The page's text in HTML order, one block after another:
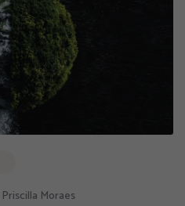
Priscilla Moraes